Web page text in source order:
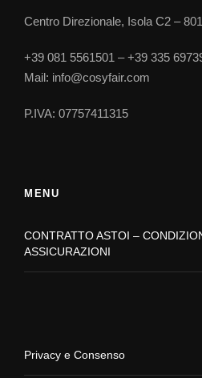
Centro Direzionale, Isola C2 –
+39 081 5561501 – +39 335
Mail: info@cosyfair.com
P.IVA: 07757411315
MENU
CONTRATTO ASTOI –
ASSICURAZIONI
Privacy e Consenso